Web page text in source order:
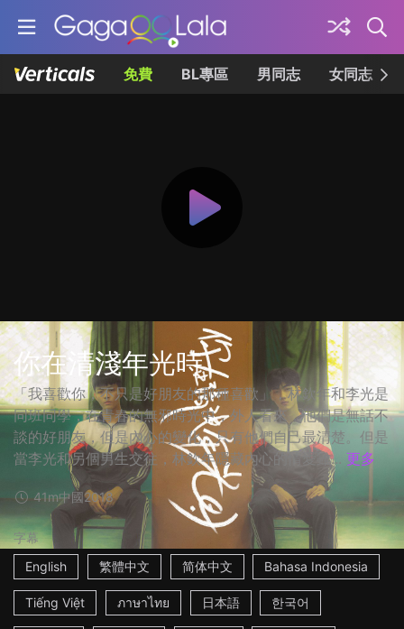
免費 BL專區 男同志 女同志
你在清淺年光時
「我喜歡你，不只是好朋友的那種喜歡」，林欽年和李光是
同班同學，在青春的無邪時光中，外人看來，他們是無話不
談的好朋友，但是內心的變化，只有他們自己最清楚。但是
當李光和另個男生交往，林欽年隱藏內心的情愛雖... 更多
41m中國2018
字幕
English
繁體中文 简体中文 Bahasa Indonesia
Tiếng Việt ภาษาไทย 日本語 한국어